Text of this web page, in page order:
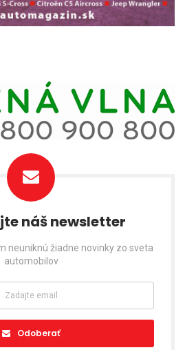
náš newsletter
neuniknú žiadne novinky zo sveta
automobilov
Odoberať